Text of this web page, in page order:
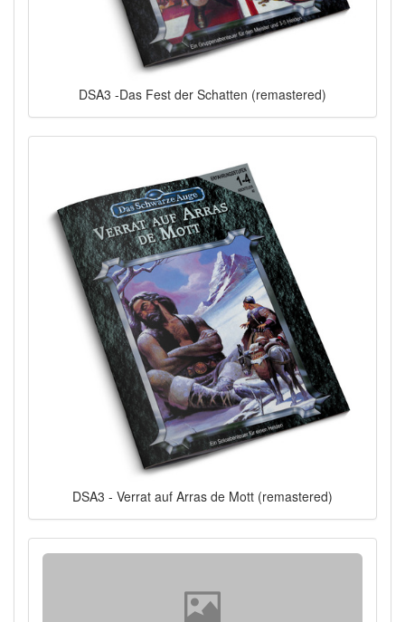
DSA3 -Das Fest der Schatten (remastered)
DSA3 - Verrat auf Arras de Mott (remastered)